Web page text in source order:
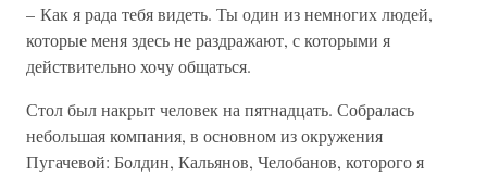
– Как я рада тебя видеть. Ты один из немногих людей,
которые меня здесь не раздражают, с которыми я
действительно хочу общаться.
Стол был накрыт человек на пятнадцать. Собралась
небольшая компания, в основном из окружения
Пугачевой: Болдин, Кальянов, Челобанов, которого я